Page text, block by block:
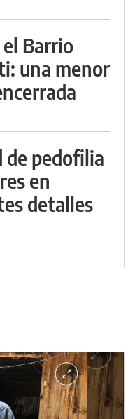
Barrio
una menor
de pedofilia
en
detalles